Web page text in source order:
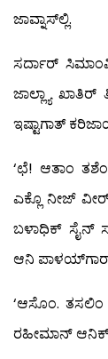
ಜಾವ್ನಾಸ್‍ಲ್ಲಿ.
ಸರ್ದಾರ್
ಜಾಲ್ಲ್ಯಾ
ಇಷ್ಟಾಗಾತ್
‘ಛೆ! ಆತಾಂ
ಎಕ್ಲೊ ನೀಜ್
ಬಳಾಧಿಕ್ ಸೈನ್
ಆನಿ
‘ಆಸೊಂ. ತಸಲಿಂ
ರಹೀಮಾನ್